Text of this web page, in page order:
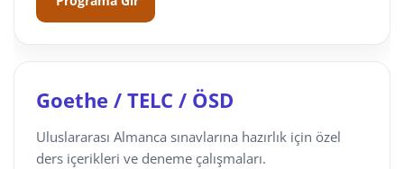
Goethe / TELC / ÖSD
Uluslararası Almanca sınavlarına hazırlık için özel
ders içerikleri ve deneme çalışmaları.